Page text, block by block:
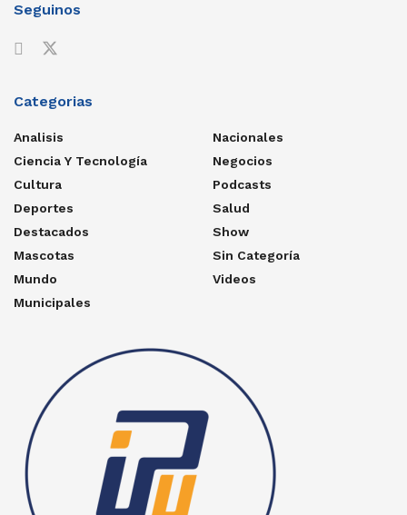
Seguinos
Categorias
Analisis
Ciencia Y Tecnología
Cultura
Deportes
Destacados
Mascotas
Mundo
Municipales
Nacionales
Negocios
Podcasts
Salud
Show
Sin Categoría
Videos